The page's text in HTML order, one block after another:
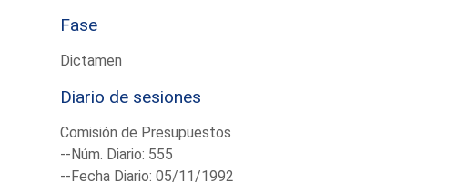
Fase
Dictamen
Diario de sesiones
Comisión de Presupuestos
--Núm. Diario: 555
--Fecha Diario: 05/11/1992